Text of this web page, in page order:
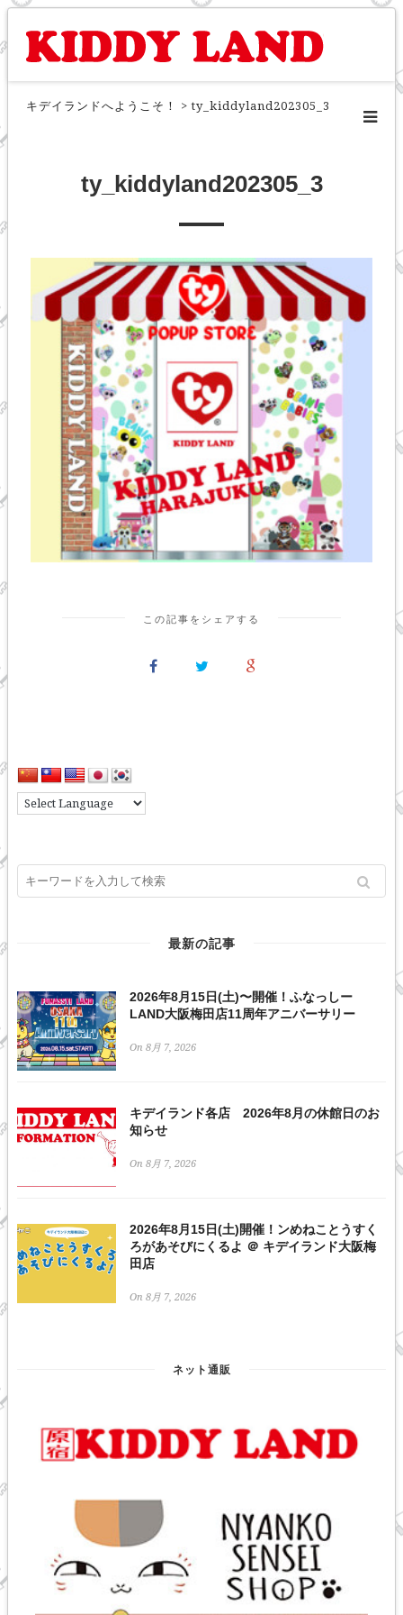
キデイランドへようこそ！ >ty_kiddyland202305_3
ty_kiddyland202305_3
この記事をシェアする
最新の記事
2026年8月15日(土)〜開催！ふなっしー
LAND大阪梅田店11周年アニバーサリー
On 8月 7, 2026
キデイランド各店 2026年8月の休館日のお
知らせ
On 8月 7, 2026
2026年8月15日(土)開催！ンめねことうすく
ろがあそびにくるよ ＠ キデイランド大阪梅
田店
On 8月 7, 2026
ネット通販